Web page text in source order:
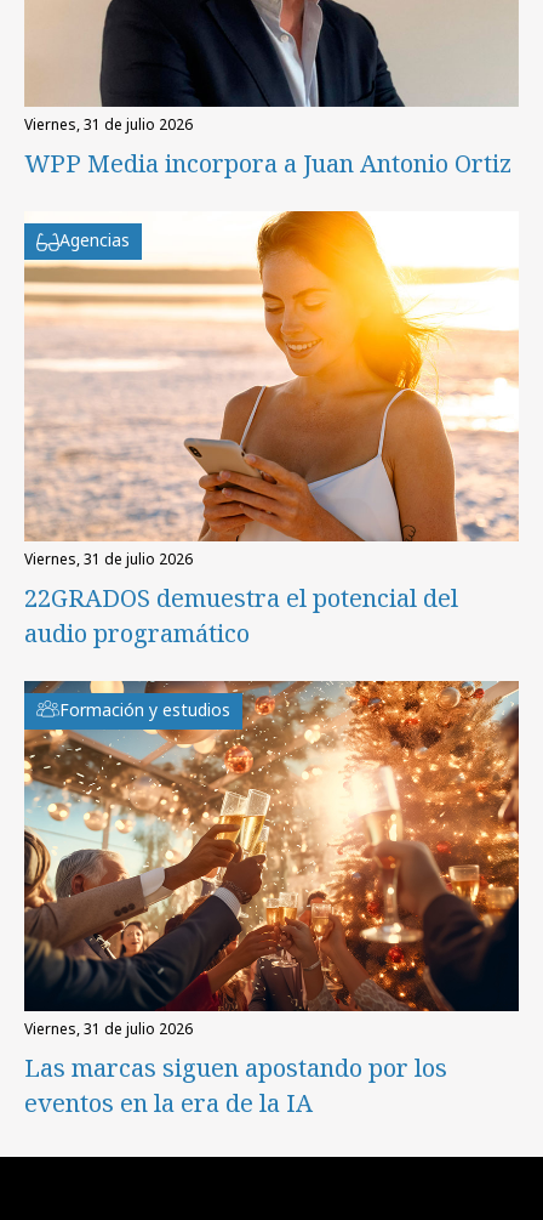
viernes, 31 de julio 2026
WPP Media incorpora a Juan Antonio Ortiz
Agencias
viernes, 31 de julio 2026
22GRADOS demuestra el potencial del
audio programático
Formación y estudios
viernes, 31 de julio 2026
Las marcas siguen apostando por los
eventos en la era de la IA